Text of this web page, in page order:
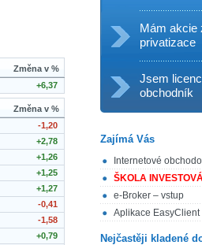
Změna v %
+6,37
Změna v %
-1,20
+2,78
+1,26
+1,25
+1,27
-0,41
-1,58
+0,79
Mám akcie
privatizace
Jsem
obchodník
Zajímá Vás
Internetové
ŠKOLA
e-Broker – vstup
Aplikace EasyClient
Nejčastěji kladené